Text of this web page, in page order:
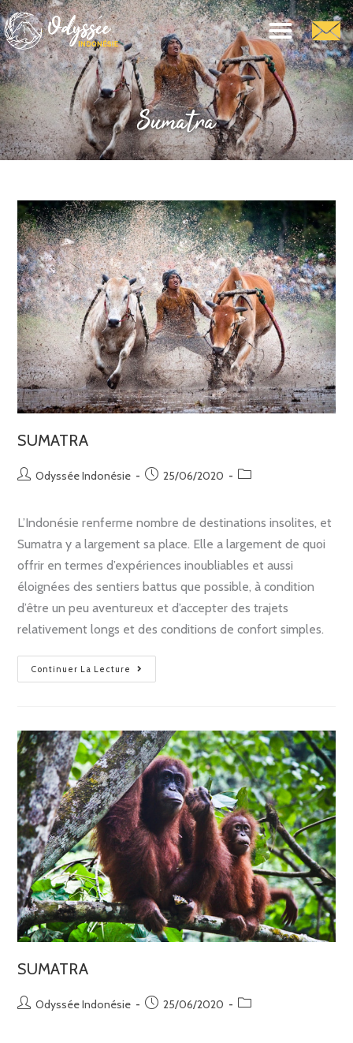
Sumatra
SUMATRA
Odyssée Indonésie 25/06/2020
L’Indonésie renferme nombre de destinations insolites, et
Sumatra y a largement sa place. Elle a largement de quoi
offrir en termes d’expériences inoubliables et aussi
éloignées des sentiers battus que possible, à condition
d’être un peu aventureux et d’accepter des trajets
relativement longs et des conditions de confort simples.
Continuer La Lecture
SUMATRA
Odyssée Indonésie 25/06/2020